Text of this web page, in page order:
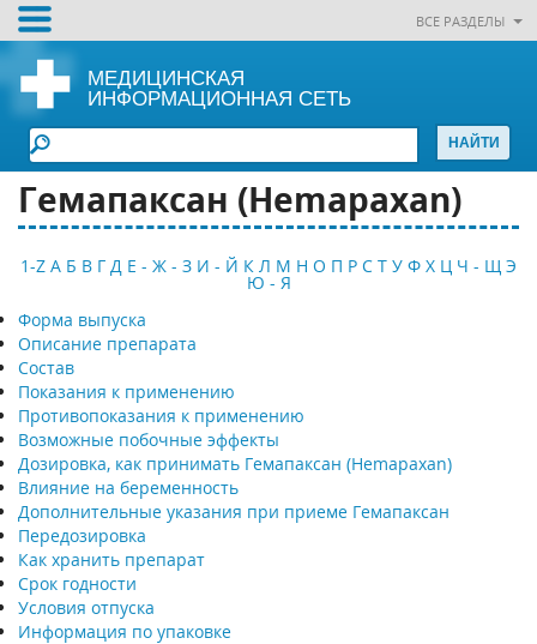
ВСЕ РАЗДЕЛЫ
МЕДИЦИНСКАЯ
ИНФОРМАЦИОННАЯ СЕТЬ
Гемапаксан (Hemapaxan)
1-Z А Б В Г Д Е - Ж - З И - Й К Л М Н О П Р С Т У Ф Х Ц Ч - Щ Э
Ю - Я
Форма выпуска
Описание препарата
Состав
Показания к применению
Противопоказания к применению
Возможные побочные эффекты
Дозировка, как принимать Гемапаксан (Hemapaxan)
Влияние на беременность
Дополнительные указания при приеме Гемапаксан
Передозировка
Как хранить препарат
Срок годности
Условия отпуска
Информация по упаковке